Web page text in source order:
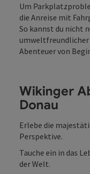
Um
die Anreise mit
So kannst du nicht
umweltfreundlicher
Abenteuer von
Wikinger
Donau
Erlebe die
Perspektive.
Tauche ein in das
der Welt.